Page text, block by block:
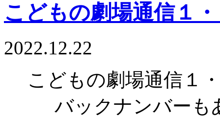
こどもの劇場通信１
2022.12.22
こどもの劇場通信１
バックナンバーも